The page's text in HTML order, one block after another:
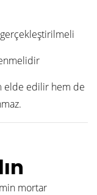
elde edilir hem de
mortar